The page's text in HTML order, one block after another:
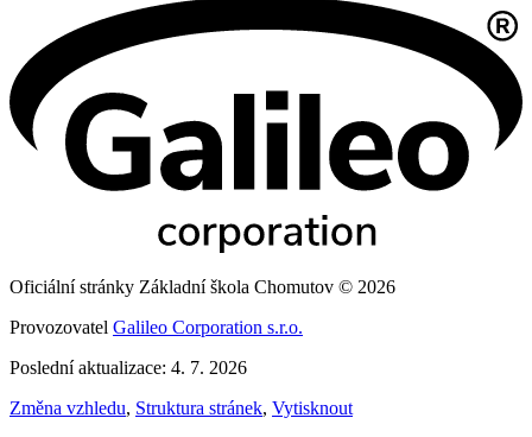
Oficiální stránky Základní škola Chomutov © 2026
Provozovatel Galileo Corporation s.r.o.
Poslední aktualizace: 4. 7. 2026
Změna vzhledu, Struktura stránek, Vytisknout